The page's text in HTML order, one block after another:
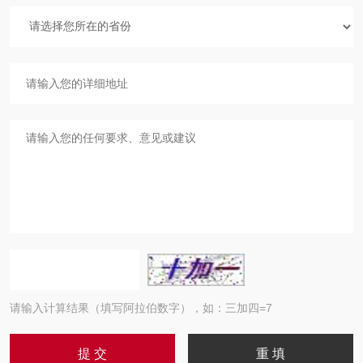
请输入计算结果（填写阿拉伯数字），如：三加四=7